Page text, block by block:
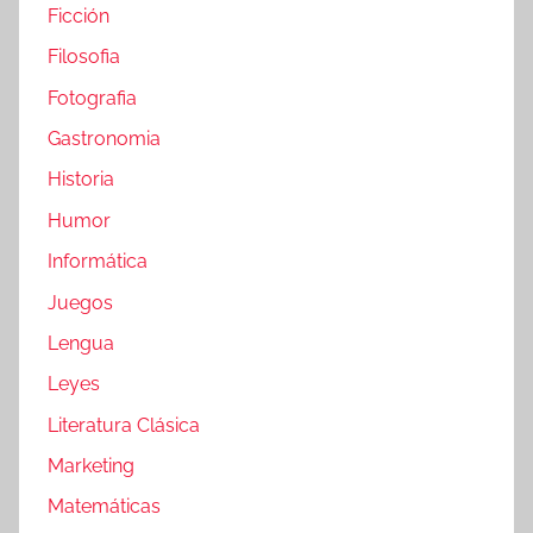
Ficción
Filosofia
Fotografia
Gastronomia
Historia
Humor
Informática
Juegos
Lengua
Leyes
Literatura Clásica
Marketing
Matemáticas